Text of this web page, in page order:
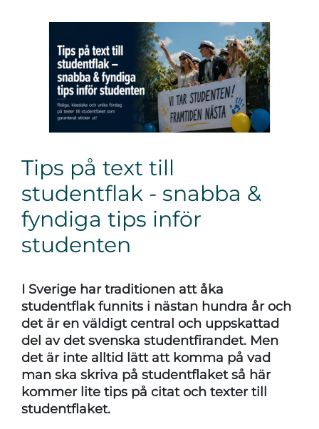
Tips på text till
studentflak - snabba &
fyndiga tips inför
studenten
I Sverige har traditionen att åka
studentflak funnits i nästan hundra år och
det är en väldigt central och uppskattad
del av det svenska studentfirandet. Men
det är inte alltid lätt att komma på vad
man ska skriva på studentflaket så här
kommer lite tips på citat och texter till
studentflaket.